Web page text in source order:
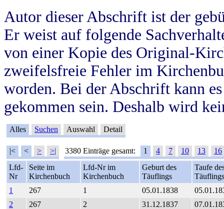
Autor dieser Abschrift ist der
Er weist auf folgende
von einer Kopie des Original-
zweifelsfreie Fehler im
worden. Bei der Abschrift kann
gekommen sein. Deshalb wird
Alles Suchen Auswahl Detail
|< < > >| 3380 Einträge gesamt: 1 4 7 10 13
16
Lfd-
Nr
Seite im
Kirchenbuch
Lfd-Nr im
Kirchenbuch
Geburt des
Täuflings
Taufe
Täuflings
1
267 1 05.01.1838
2
267 2 31.12.1837